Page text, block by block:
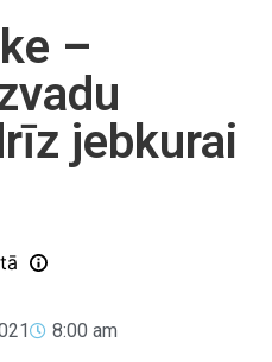
–
jebkurai
8:00 am